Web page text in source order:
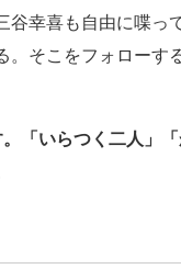
谷幸喜も自由に喋っ
。そこをフォローす
「いらつく二人」